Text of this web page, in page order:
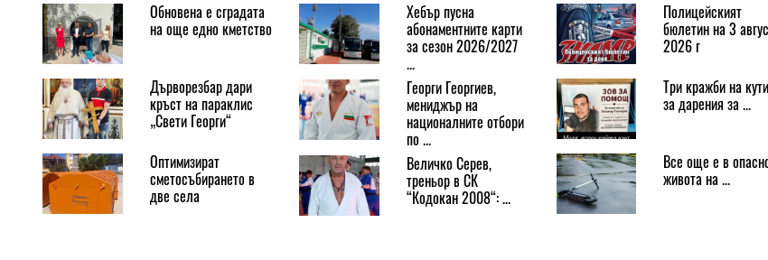
Обновена е сградата
на още едно кметство
Дърворезбар дари
кръст на параклис
„Свети Георги“
Оптимизират
сметосъбирането в
две села
Хебър пусна
абонаментните карти
за сезон 2026/2027
...
Георги Георгиев,
мениджър на
националните отбори
по ...
Величко Серев,
треньор в СК
“Кодокан 2008“: ...
Полицейският
бюлетин на 3
2026 г
Три кражби на
за дарения за ...
Все още е в
живота на ...